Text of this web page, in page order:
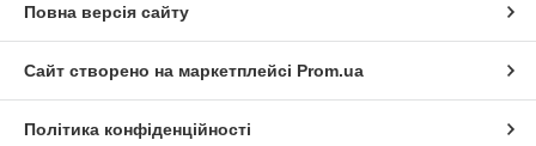
Повна версія сайту
Сайт створено на маркетплейсі Prom.ua
Політика конфіденційності